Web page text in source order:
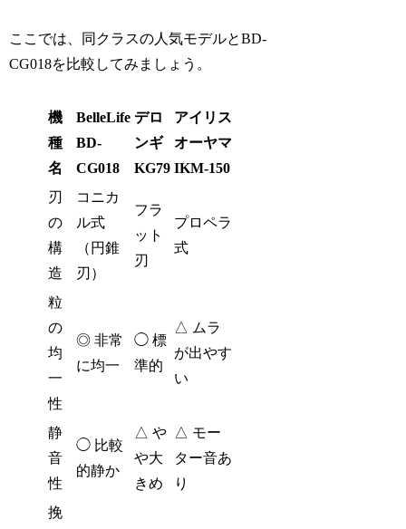
ここでは、同クラスの人気モデルとBD-
CG018を比較してみましょう。
機
種
名
BelleLife
BD-
CG018
デロ
ンギ
KG79
アイリス
オーヤマ
IKM-150
刃
の
構
造
コニカ
ル式
（円錐
刃）
フラ
ット
刃
プロペラ
式
粒
の
均
一
性
◎ 非常
に均一
◯ 標
準的
△ ムラ
が出やす
い
静
音
性
◯ 比較
的静か
△ や
や大
きめ
△ モー
ター音あ
り
挽